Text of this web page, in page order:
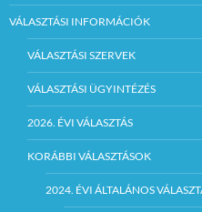
VÁLASZTÁSI INFORMÁCIÓK
VÁLASZTÁSI SZERVEK
VÁLASZTÁSI ÜGYINTÉZÉS
2026. ÉVI VÁLASZTÁS
KORÁBBI VÁLASZTÁSOK
2024. ÉVI ÁLTALÁNOS